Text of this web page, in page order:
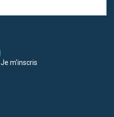
Je m'inscris